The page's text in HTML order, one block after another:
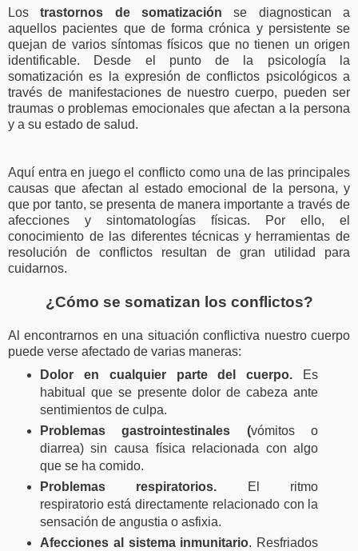
Lostrastornos de somatización se diagnostican a
aquellos pacientes que de forma crónica y persistente se
quejan de varios síntomas físicos que no tienen un origen
identificable. Desde el punto de la psicología la
somatización es la expresión de conflictos psicológicos a
través de manifestaciones de nuestro cuerpo, pueden ser
traumas o problemas emocionales que afectan a la persona
y a su estado de salud.
Aquí entra en juego el conflicto como una de las principales
causas que afectan al estado emocional de la persona, y
que por tanto, se presenta de manera importante a través de
afecciones y sintomatologías físicas. Por ello, el
conocimiento de las diferentes técnicas y herramientas de
resolución de conflictos resultan de gran utilidad para
cuidarnos.
¿Cómo se somatizan los conflictos?
Al encontrarnos en una situación conflictiva nuestro cuerpo
puede verse afectado de varias maneras:
Dolor en cualquier parte del cuerpo. Es
habitual que se presente dolor de cabeza ante
sentimientos de culpa.
Problemas gastrointestinales (vómitos o
diarrea) sin causa física relacionada con algo
que se ha comido.
Problemas respiratorios.
El ritmo
respiratorio está directamente relacionado con la
sensación de angustia o asfixia.
Afecciones al sistema inmunitario. Resfriados